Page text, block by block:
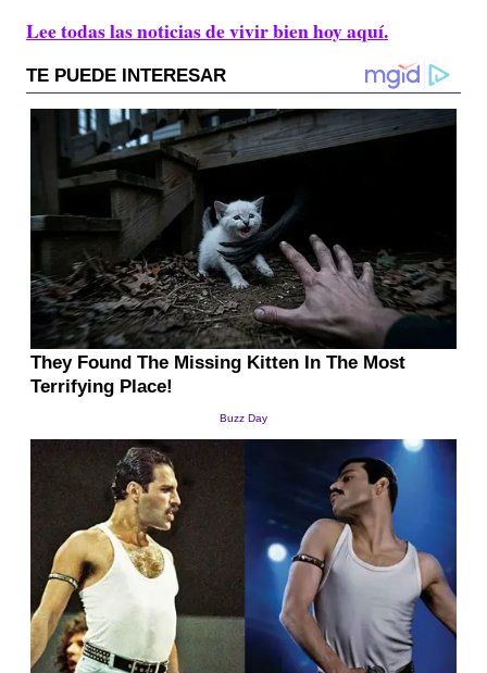
Lee todas las noticias de vivir bien hoy aquí.